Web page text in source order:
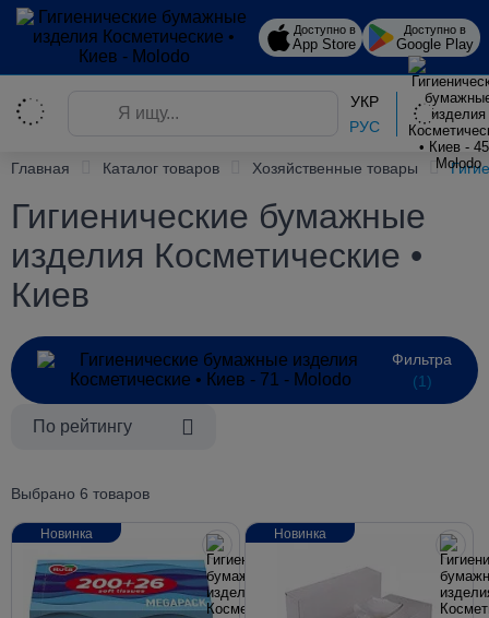
Доступно в
App Store
Доступно в
Google Play
УКР
РУС
Главная Каталог товаров Хозяйственные товары
Гигиенические бумажные
изделия Косметические •
Киев
Фильтра
(1)
По рейтингу
Выбрано 6 товаров
Новинка Новинка